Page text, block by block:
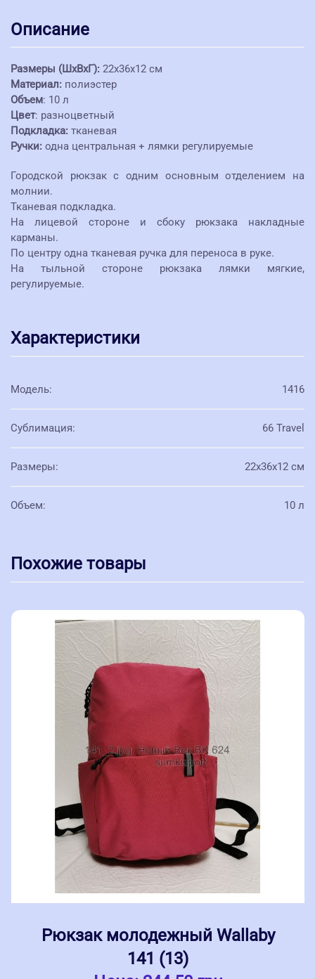
Описание
Размеры (ШхВхГ): 22х36х12 см
Материал: полиэстер
Объем: 10 л
Цвет: разноцветный
Подкладка: тканевая
Ручки: одна центральная + лямки регулируемые
Городской рюкзак с одним основным отделением на
молнии.
Тканевая подкладка.
На лицевой стороне и сбоку рюкзака накладные
карманы.
По центру одна тканевая ручка для переноса в руке.
На тыльной стороне рюкзака лямки мягкие,
регулируемые.
Характеристики
Модель: 1416
Сублимация: 66 Travel
Размеры: 22х36х12 см
Объем: 10 л
Похожие товары
Рюкзак молодежный Wallaby
141 (13)